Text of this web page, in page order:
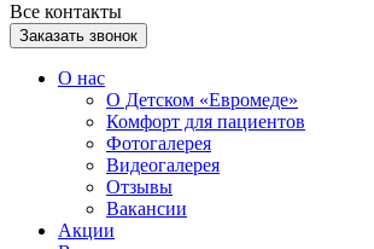
Все контакты
Заказать звонок
О нас
О Детском «Евромеде»
Комфорт для пациентов
Фотогалерея
Видеогалерея
Отзывы
Вакансии
Акции